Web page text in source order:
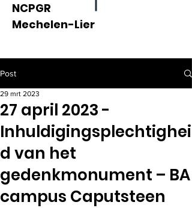
NCPGR
Mechelen-Lier
Post
27 april 2023 -
Inhuldigingsplechtighei
d van het
gedenkmonument – BA
campus Caputsteen
29 mrt 2023